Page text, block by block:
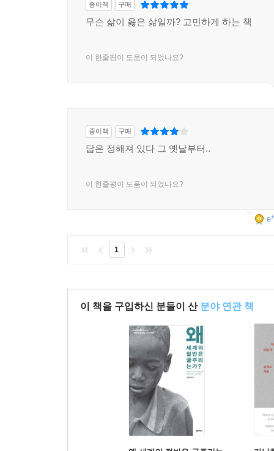
종이책 구매
무슨 삶이 옳은 삶일까? 고민하게 하는 책
이 한줄평이 도움이 되었나요?
종이책 구매
답은 정해져 있다 그 옛날부터..
이 한줄평이 도움이 되었나요?
1
이 책을 구입하신 분들이 산 분야 연관 책